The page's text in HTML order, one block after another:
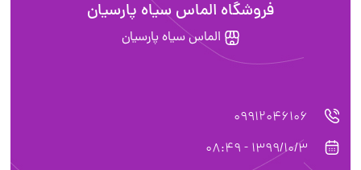
فروشگاه الماس سياه پارسيان
الماس سياه پارسيان
09912046106
1399/10/3 - 08:49